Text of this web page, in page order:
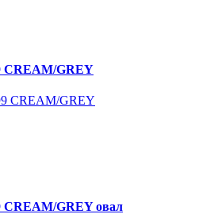
CREAM/GREY
GREY овал